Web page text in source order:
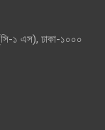
১ এস), ঢাকা-১০০০